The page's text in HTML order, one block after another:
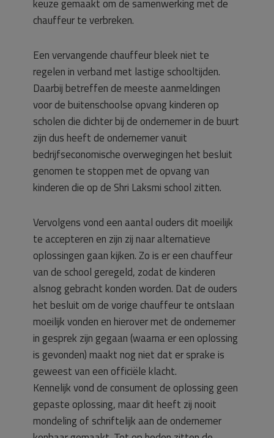
keuze gemaakt om de samenwerking met de
chauffeur te verbreken.
Een vervangende chauffeur bleek niet te
regelen in verband met lastige schooltijden.
Daarbij betreffen de meeste aanmeldingen
voor de buitenschoolse opvang kinderen op
scholen die dichter bij de ondernemer in de buurt
zijn dus heeft de ondernemer vanuit
bedrijfseconomische overwegingen het besluit
genomen te stoppen met de opvang van
kinderen die op de Shri Laksmi school zitten.
Vervolgens vond een aantal ouders dit moeilijk
te accepteren en zijn zij naar alternatieve
oplossingen gaan kijken. Zo is er een chauffeur
van de school geregeld, zodat de kinderen
alsnog gebracht konden worden. Dat de ouders
het besluit om de vorige chauffeur te ontslaan
moeilijk vonden en hierover met de ondernemer
in gesprek zijn gegaan (waarna er een oplossing
is gevonden) maakt nog niet dat er sprake is
geweest van een officiële klacht.
Kennelijk vond de consument de oplossing geen
gepaste oplossing, maar dit heeft zij nooit
mondeling of schriftelijk aan de ondernemer